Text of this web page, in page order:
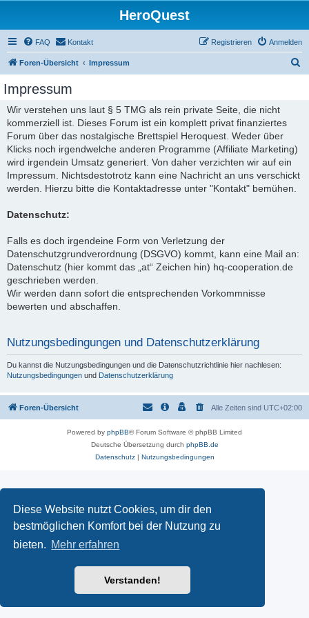
Diese Website nutzt Cookies, um dir den
bestmöglichen Komfort bei der Nutzung zu
bieten. Mehr erfahren
Verstanden!
HeroQuest
FAQ Kontakt Anmelden
Registrieren
Foren-Übersicht Impressum
Impressum
Wir verstehen uns laut § 5 TMG als rein private Seite, die nicht
kommerziell ist. Dieses Forum ist ein komplett privat finanziertes
Forum über das nostalgische Brettspiel Heroquest. Weder über
Klicks noch irgendwelche anderen Programme (Affiliate Marketing)
wird irgendein Umsatz generiert. Von daher verzichten wir auf ein
Impressum. Nichtsdestotrotz kann eine Nachricht an uns verschickt
werden. Hierzu bitte die Kontaktadresse unter "Kontakt" bemühen.
Datenschutz:
Falls es doch irgendeine Form von Verletzung der
Datenschutzgrundverordnung (DSGVO) kommt, kann eine Mail an:
Datenschutz (hier kommt das „at“ Zeichen hin) hq-cooperation.de
geschrieben werden.
Wir werden dann sofort die entsprechenden Vorkommnisse
bewerten und abschaffen.
Nutzungsbedingungen und Datenschutzerklärung
Du kannst die Nutzungsbedingungen und die Datenschutzrichtlinie hier nachlesen:
Nutzungsbedingungen und Datenschutzerklärung
Foren-Übersicht Alle Zeiten sind UTC+02:00
Powered by phpBB® Forum Software © phpBB Limited
Deutsche Übersetzung durch phpBB.de
Datenschutz| Nutzungsbedingungen